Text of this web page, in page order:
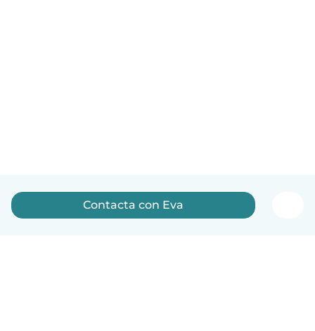
Contacta con Eva